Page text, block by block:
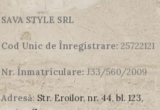
SAVA STYLE SRL
Cod Unic de Înregistrare: 25722121
Nr. Înmatriculare: J33/560/2009
Adresă:Str. Eroilor, nr. 44, bl. 123,